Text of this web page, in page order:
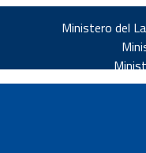
Ministero del